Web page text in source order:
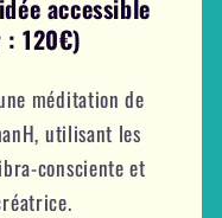
accessible
120€)
méditation de
utilisant les
consciente et